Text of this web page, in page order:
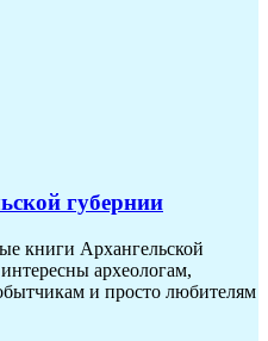
губернии
книги Архангельской
археологам,
и просто любителям